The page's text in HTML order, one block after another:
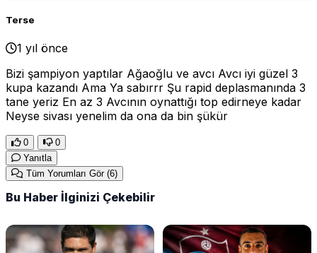
Terse
1 yıl önce
Bizi şampiyon yaptılar Ağaoğlu ve avcı Avcı iyi güzel 3
kupa kazandı Ama Ya sabırrr Şu rapid deplasmanında 3
tane yeriz En az 3 Avcının oynattığı top edirneye kadar
Neyse sivası yenelim da ona da bin şükür
0
0
Yanıtla
Tüm Yorumları Gör (6)
Bu Haber İlginizi Çekebilir